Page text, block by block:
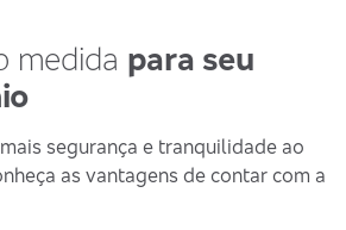
medida para seu
segurança e tranquilidade ao
as vantagens de contar com a